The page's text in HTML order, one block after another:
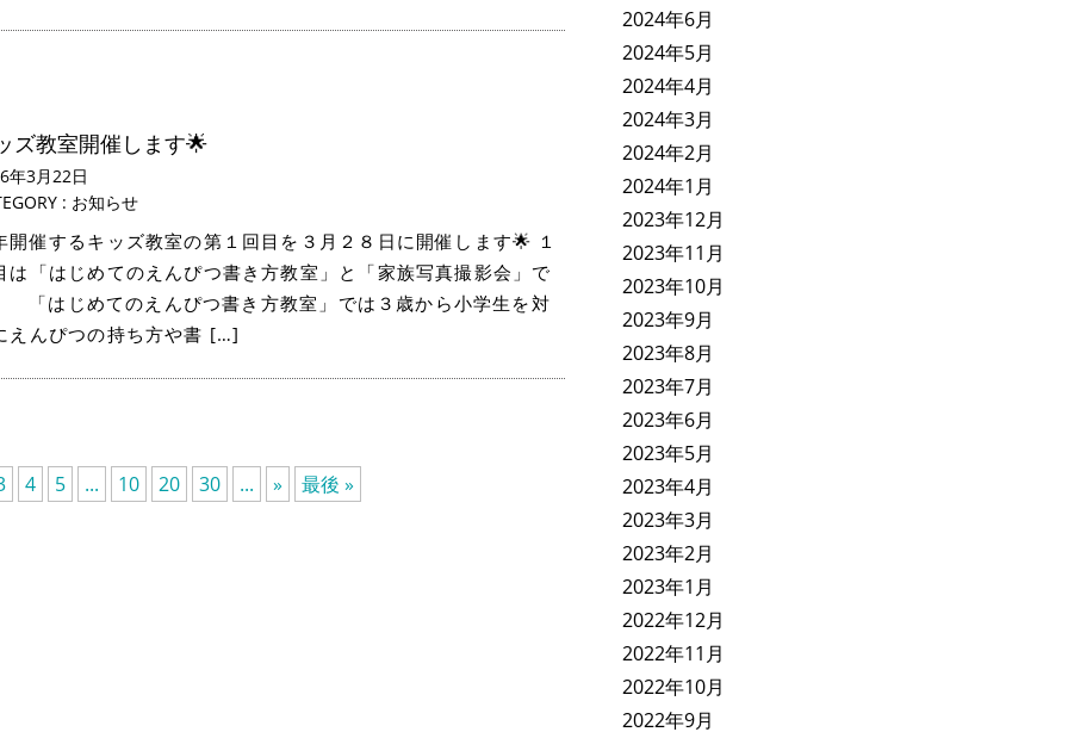
ズ教室開催します🌟
年3月22日
: お知らせ
開催するキッズ教室の第１回目を３月２８日に開催します🌟 １
は「はじめてのえんぴつ書き方教室」と「家族写真撮影会」で
「はじめてのえんぴつ書き方教室」では３歳から小学生を対
えんぴつの持ち方や書 […]
4 5 ... 10 20 30 ... » 最後 »
2024年6月
2024年5月
2024年4月
2024年3月
2024年2月
2024年1月
2023年12月
2023年11月
2023年10月
2023年9月
2023年8月
2023年7月
2023年6月
2023年5月
2023年4月
2023年3月
2023年2月
2023年1月
2022年12月
2022年11月
2022年10月
2022年9月